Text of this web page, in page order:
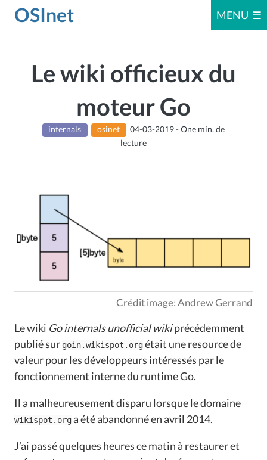
OSInet MENU
Articles
Dossiers
Errata
À propos
FR EN
Le wiki officieux du
moteur Go
internals osinet
04-03-2019 - One min. de
lecture
Crédit image: Andrew Gerrand
Le wiki Go internals unofficial wikiprécédemment
publié sur goin.wikispot.orgétait une resource de
valeur pour les développeurs intéressés par le
fonctionnement interne du runtime Go.
Il a malheureusement disparu lorsque le domaine
wikispot.orga été abandonné en avril 2014.
J’ai passé quelques heures ce matin à restaurer et